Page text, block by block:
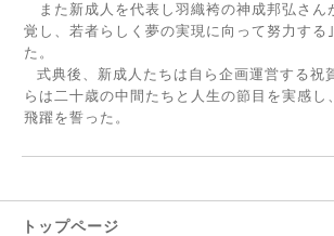
また新成人を代表し羽織袴の神成邦弘さん
覚し、若者らしく夢の実現に向って努力する
た。
式典後、新成人たちは自ら企画運営する祝
らは二十歳の中間たちと人生の節目を実感し
飛躍を誓った。
トップページ